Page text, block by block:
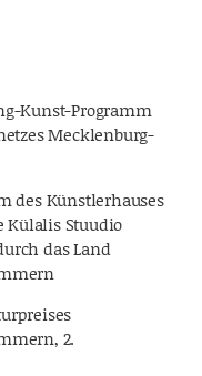
Kunst-Programm
Mecklenburg-
des Künstlerhauses
Külalis Stuudio
das Land
2.